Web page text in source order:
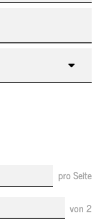
pro Seite
von2